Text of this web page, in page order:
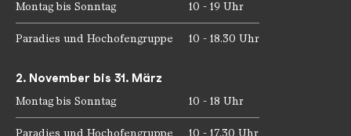
Montag bis Sonntag 10 - 19 Uhr
Paradies und Hochofengruppe 10 - 18.30 Uhr
2. November bis 31. März
Montag bis Sonntag 10 - 18 Uhr
Paradies und Hochofengruppe 10 - 17.30 Uhr